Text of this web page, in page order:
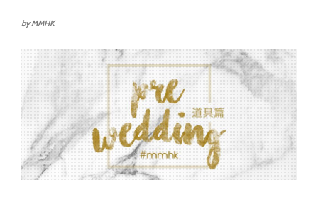
by MMHK